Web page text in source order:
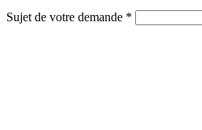
Sujet de votre demande *